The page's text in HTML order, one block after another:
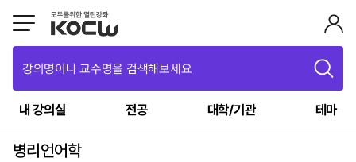
강의명이나 교수명을 검색해보세요
내 강의실 전공 대학/기관 테마
병리언어학